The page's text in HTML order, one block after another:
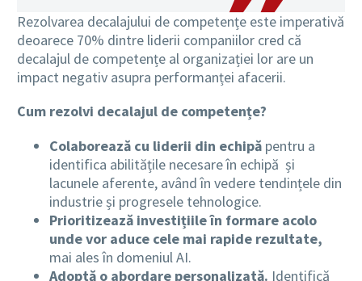
Rezolvarea decalajului de competențe este imperativă
deoarece 70% dintre liderii companiilor cred că
decalajul de competențe al organizației lor are un
impact negativ asupra performanței afacerii.
Cum rezolvi decalajul de competențe?
Colaborează cu liderii din echipă pentru a
identifica abilitățile necesare în echipă și
lacunele aferente, având în vedere tendințele din
industrie și progresele tehnologice.
Prioritizează investițiile în formare acolo
unde vor aduce cele mai rapide rezultate,
mai ales în domeniul AI.
Adoptă o abordare personalizată. Identifică